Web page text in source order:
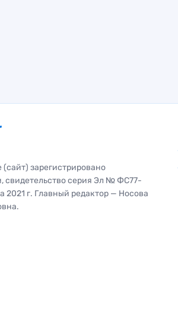
(сайт) зарегистрировано
свидетельство серия Эл № ФС77-
2021 г. Главный редактор — Носова